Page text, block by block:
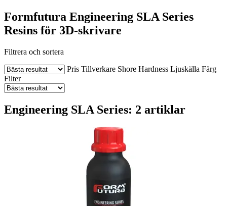
Formfutura Engineering SLA Series
Resins för 3D-skrivare
Filtrera och sortera
Pris Tillverkare Shore Hardness Ljuskälla Färg
Filter
Engineering SLA Series: 2 artiklar